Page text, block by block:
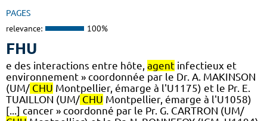
PAGES
relevance: 100%
FHU
e des interactions entre hôte, agent infectieux et
environnement » coordonnée par le Dr. A. MAKINSON
(UM/ CHU Montpellier, émarge à l'U1175) et le Pr. E.
TUAILLON (UM/ CHU Montpellier, émarge à l'U1058)
[...] cancer » coordonné par le Pr. G. CARTRON (UM/